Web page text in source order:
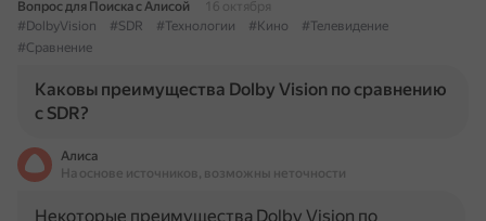
Вопрос для Поиска с Алисой
16 октября
#DolbyVision
#SDR #Технологии #Кино
#Телевидение
#Сравнение
Каковы преимущества Dolby Vision по сравнению
с SDR?
Алиса
На основе источников, возможны неточности
Некоторые преимущества Dolby Vision по